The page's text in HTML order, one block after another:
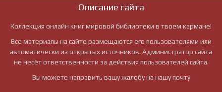
Описание сайта
Коллекция онлайн книг мировой библиотеки в твоем кармане!
Все материалы на сайте размещаются его пользователями или
автоматически из открытых источников. Администратор сайта
не несёт ответственности за действия пользователей сайта.
Вы можете направить вашу жалобу на нашу почту